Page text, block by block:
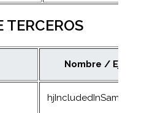
TERCEROS
Nombre / Ejemplo
hjIncludedInSample